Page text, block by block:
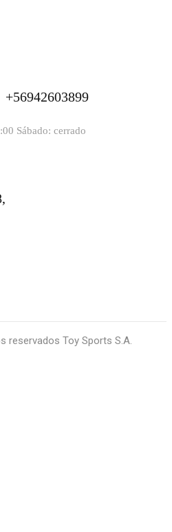
Sábado: cerrado
reservados Toy Sports S.A.